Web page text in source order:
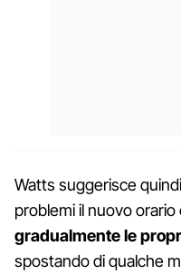
Watts suggerisce
problemi il nuovo orario
gradualmente le
spostando di qualche